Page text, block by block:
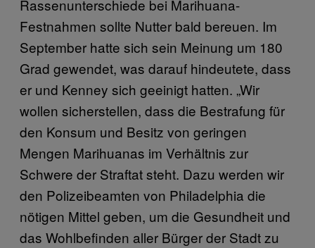
Rassenunterschiede bei Marihuana-
Festnahmen sollte Nutter bald bereuen. Im
September hatte sich sein Meinung um 180
Grad gewendet, was darauf hindeutete, dass
er und Kenney sich geeinigt hatten. „Wir
wollen sicherstellen, dass die Bestrafung für
den Konsum und Besitz von geringen
Mengen Marihuanas im Verhältnis zur
Schwere der Straftat steht. Dazu werden wir
den Polizeibeamten von Philadelphia die
nötigen Mittel geben, um die Gesundheit und
das Wohlbefinden aller Bürger der Stadt zu